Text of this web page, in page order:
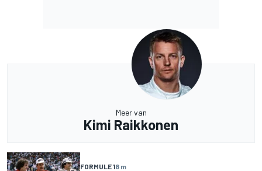
Meer van
Kimi Raikkonen
FORMULE 18 m